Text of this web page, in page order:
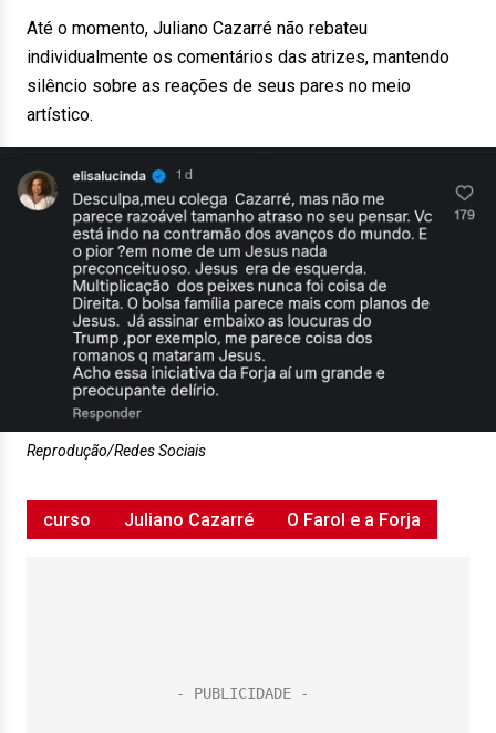
Até o momento, Juliano Cazarré não rebateu
individualmente os comentários das atrizes, mantendo
silêncio sobre as reações de seus pares no meio
artístico.
Reprodução/Redes Sociais
curso Juliano Cazarré O Farol e a Forja